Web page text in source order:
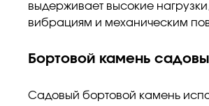
выдерживает высокие
вибрациям и механическим
Бортовой камень
Садовый бортовой камень